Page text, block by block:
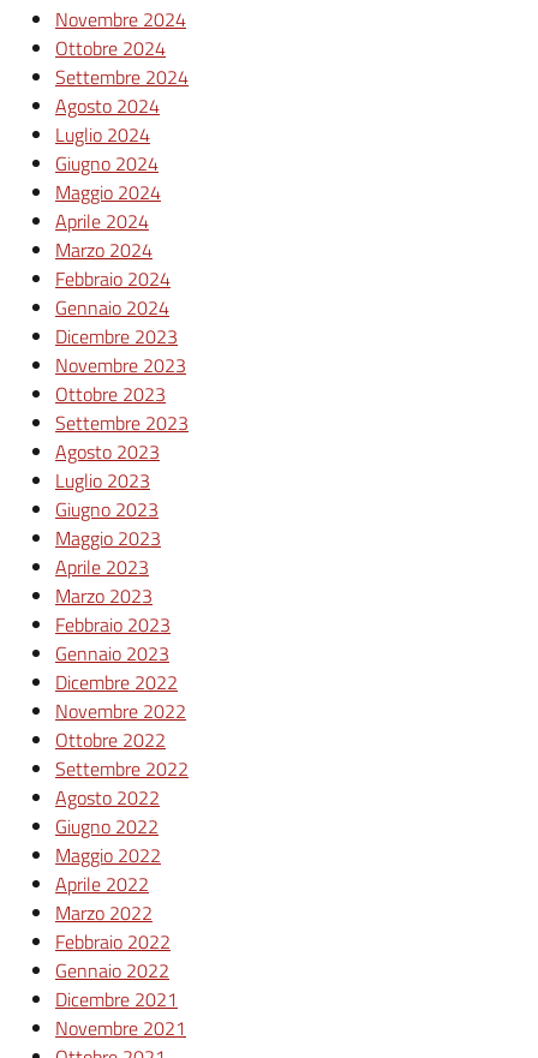
Novembre 2024
Ottobre 2024
Settembre 2024
Agosto 2024
Luglio 2024
Giugno 2024
Maggio 2024
Aprile 2024
Marzo 2024
Febbraio 2024
Gennaio 2024
Dicembre 2023
Novembre 2023
Ottobre 2023
Settembre 2023
Agosto 2023
Luglio 2023
Giugno 2023
Maggio 2023
Aprile 2023
Marzo 2023
Febbraio 2023
Gennaio 2023
Dicembre 2022
Novembre 2022
Ottobre 2022
Settembre 2022
Agosto 2022
Giugno 2022
Maggio 2022
Aprile 2022
Marzo 2022
Febbraio 2022
Gennaio 2022
Dicembre 2021
Novembre 2021